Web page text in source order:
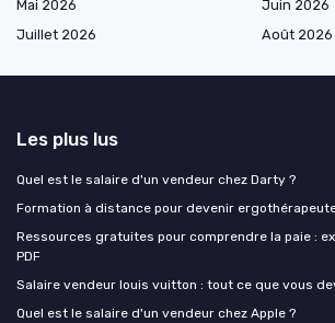
Mai 2026
Juin 2026
Juillet 2026
Août 2026
Les plus lus
Quel est le salaire d'un vendeur chez Darty ?
Formation à distance pour devenir
Ressources gratuites pour comprendre la paie :
PDF
Salaire vendeur louis vuitton : tout ce que vous
Quel est le salaire d'un vendeur chez Apple ?